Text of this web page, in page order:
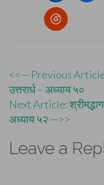
Post
navigation
<<— Previous Article:
उत्तरार्ध – अध्याय ५०
Next Article:
अध्याय ५२ —>>
Leave a